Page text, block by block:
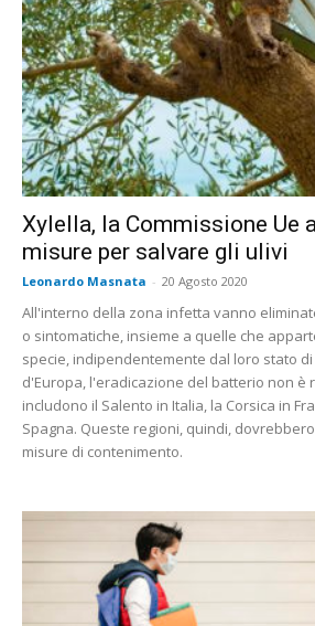
Xylella, la Commissione Ue
misure per salvare gli ulivi
Leonardo Masnata - 20 Agosto 2020
All'interno della zona infetta vanno
o sintomatiche, insieme a quelle che
specie, indipendentemente dal loro stato
d'Europa, l'eradicazione del batterio non è
includono il Salento in Italia, la Corsica in
Spagna. Queste regioni, quindi,
misure di contenimento.